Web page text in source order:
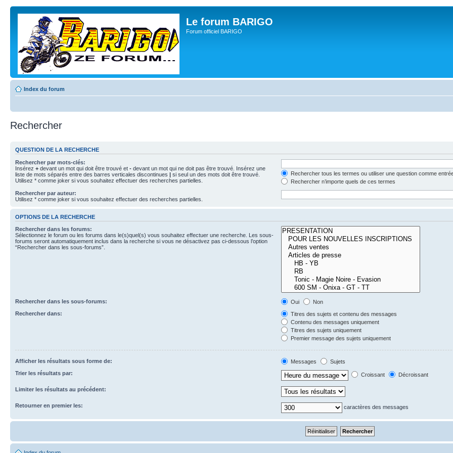
Le forum BARIGO
Forum officiel BARIGO
Index du forum
Rechercher
QUESTION DE LA RECHERCHE
Rechercher par mots-clés:
Insérez + devant un mot qui doit être trouvé et - devant un mot qui ne doit pas être trouvé. Insérez une
liste de mots séparés entre des barres verticales discontinues | si seul un des mots doit être trouvé.
Utilisez * comme joker si vous souhaitez effectuer des recherches partielles.
Rechercher tous les termes ou utiliser une question comme
Rechercher n’importe quels de ces termes
Rechercher par auteur:
Utilisez * comme joker si vous souhaitez effectuer des recherches partielles.
OPTIONS DE LA RECHERCHE
Rechercher dans les forums:
Sélectionnez le forum ou les forums dans le(s)quel(s) vous souhaitez effectuer une recherche. Les sous-
forums seront automatiquement inclus dans la recherche si vous ne désactivez pas ci-dessous l’option
“Rechercher dans les sous-forums”.
Rechercher dans les sous-forums: Oui
Non
Rechercher dans:
Titres des sujets et contenu des messages
Contenu des messages uniquement
Titres des sujets uniquement
Premier message des sujets uniquement
Afficher les résultats sous forme de: Messages
Sujets
Trier les résultats par:
Croissant Décroissant
Limiter les résultats au précédent:
Retourner en premier les: caractères des messages